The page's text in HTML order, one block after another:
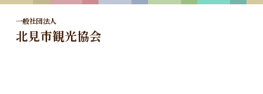
一般社団法人
北見市観光協会